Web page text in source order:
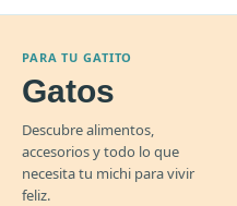
PARA TU GATITO
Gatos
Descubre alimentos,
accesorios y todo lo que
necesita tu michi para vivir
feliz.